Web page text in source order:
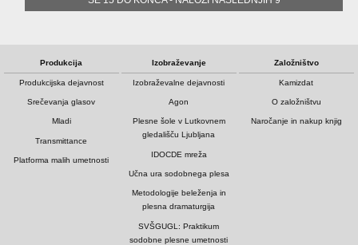
Produkcija
Produkcijska dejavnost
Srečevanja glasov
Mladi
Transmittance
Platforma malih umetnosti
Izobraževanje
Izobraževalne dejavnosti
Agon
Plesne šole v Lutkovnem
gledališču Ljubljana
IDOCDE mreža
Učna ura sodobnega plesa
Metodologije beleženja in
plesna dramaturgija
SVŠGUGL: Praktikum
sodobne plesne umetnosti
Založništvo
Kamizdat
O založništvu
Naročanje in nakup knjig